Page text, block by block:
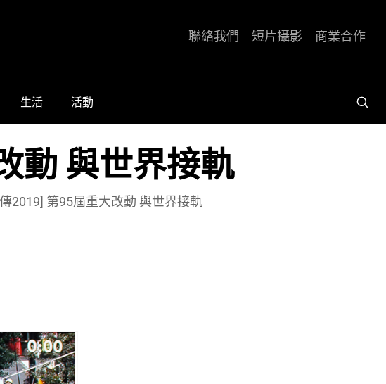
生活 活動
聯絡我們 短片攝影 商業合作
動 與世界接軌
2019] 第95屆重大改動 與世界接軌